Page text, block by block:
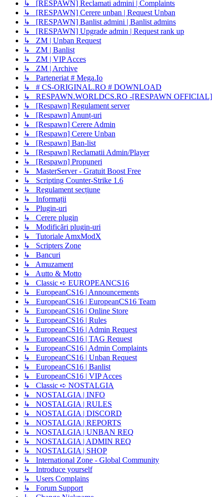
↳ [RESPAWN] Reclamati admini | Complaints
↳ [RESPAWN] Cerere unban | Request Unban
↳ [RESPAWN] Banlist admini | Banlist admins
↳ [RESPAWN] Upgrade admin | Request rank up
↳ ZM | Unban Request
↳ ZM | Banlist
↳ ZM | VIP Acces
↳ ZM | Archive
↳ Parteneriat # Mega.Io
↳ # CS-ORIGINAL.RO # DOWNLOAD
↳ RESPAWN.WORLDCS.RO -[RESPAWN OFFICIAL]
↳ [Respawn] Regulament server
↳ [Respawn] Anunț-uri
↳ [Respawn] Cerere Admin
↳ [Respawn] Cerere Unban
↳ [Respawn] Ban-list
↳ [Respawn] Reclamatii Admin/Player
↳ [Respawn] Propuneri
↳ MasterServer - Gratuit Boost Free
↳ Scripting Counter-Strike 1.6
↳ Regulament secțiune
↳ Informații
↳ Plugin-uri
↳ Cerere plugin
↳ Modificări plugin-uri
↳ Tutoriale AmxModX
↳ Scripters Zone
↳ Bancuri
↳ Amuzament
↳ Autto & Motto
↳ Classic ➪ EUROPEANCS16
↳ EuropeanCS16 | Announcements
↳ EuropeanCS16 | EuropeanCS16 Team
↳ EuropeanCS16 | Online Store
↳ EuropeanCS16 | Rules
↳ EuropeanCS16 | Admin Request
↳ EuropeanCS16 | TAG Request
↳ EuropeanCS16 | Admin Complaints
↳ EuropeanCS16 | Unban Request
↳ EuropeanCS16 | Banlist
↳ EuropeanCS16 | VIP Acces
↳ Classic ➪ NOSTALGIA
↳ NOSTALGIA | INFO
↳ NOSTALGIA | RULES
↳ NOSTALGIA | DISCORD
↳ NOSTALGIA | REPORTS
↳ NOSTALGIA | UNBAN REQ
↳ NOSTALGIA | ADMIN REQ
↳ NOSTALGIA | SHOP
↳ International Zone - Global Community
↳ Introduce yourself
↳ Users Complains
↳ Forum Support